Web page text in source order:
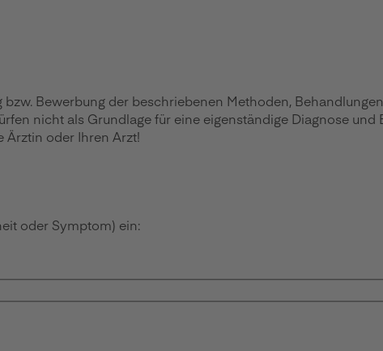
Bewerbung der beschriebenen Methoden,
nicht als Grundlage für eine eigenständige Diagnose
Ärztin oder Ihren Arzt!
oder Symptom) ein: